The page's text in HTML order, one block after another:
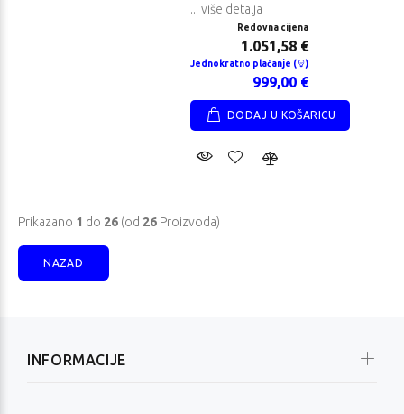
... više detalja
Redovna cijena
1.051,58 €
Jednokratno plaćanje ( )
999,00 €
DODAJ U KOŠARICU
Prikazano 1 do 26 (od 26 Proizvoda)
NAZAD
INFORMACIJE